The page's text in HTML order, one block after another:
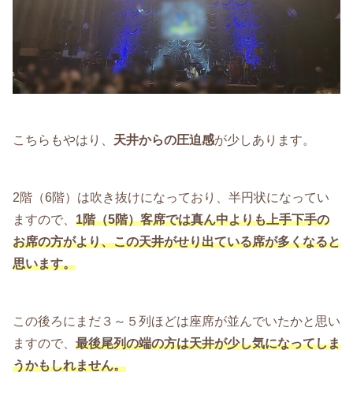
こちらもやはり、 天井からの圧迫感が少しあります。
2階（6階）は吹き抜けになっており、半円状になってい
ますので、 1階（5階）客席では真ん中よりも上手下手の
お席の方がより、この天井がせり出ている席が多くなると
思います。
この後ろにまだ３～５列ほどは座席が並んでいたかと思い
ますので、 最後尾列の端の方は天井が少し気になってしま
うかもしれません。